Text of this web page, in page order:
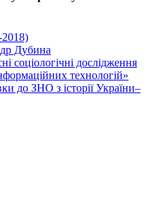
2018)
Дубина
соціологічні дослідження
технологій»
до ЗНО з історії України–